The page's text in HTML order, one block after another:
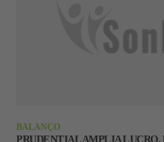
BALANÇO
PRUDENTIAL AMPLIA LUCRO,